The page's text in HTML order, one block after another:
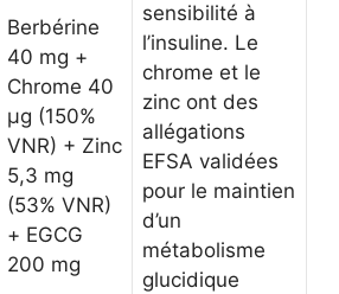
Berbérine
40 mg +
Chrome 40
µg (150%
VNR) + Zinc
5,3 mg
(53% VNR)
+ EGCG
200 mg
sensibilité à
l’insuline. Le
chrome et le
zinc ont des
allégations
EFSA validées
pour le maintien
d’un
métabolisme
glucidique